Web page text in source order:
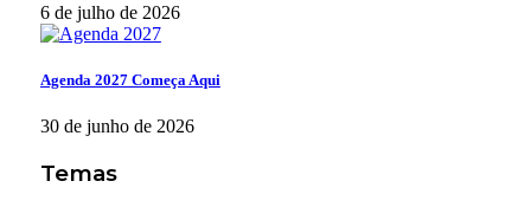
6 de julho de 2026
Agenda 2027 Começa Aqui
30 de junho de 2026
Temas